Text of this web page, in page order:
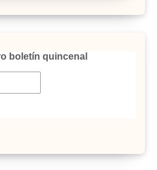
boletín quincenal